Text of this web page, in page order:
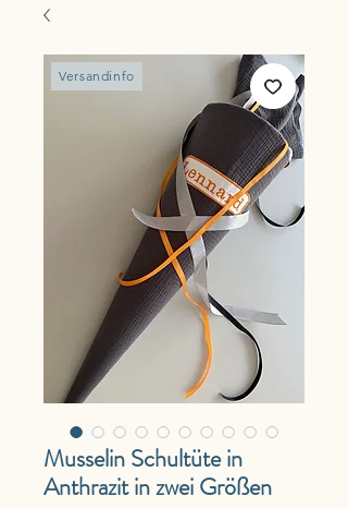
Musselin Schultüte in
Anthrazit in zwei Größen
Versandinfo